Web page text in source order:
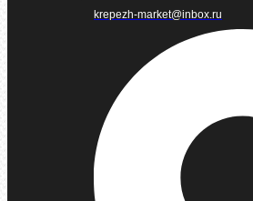
krepezh-market@inbox.ru